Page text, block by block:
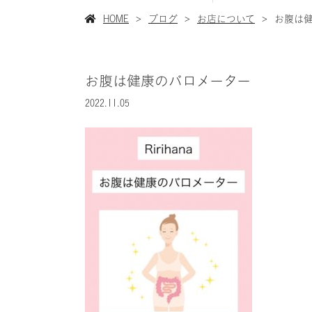
HOME ブログ お店について お腹は
お腹は健康のバロメーター
2022.11.05